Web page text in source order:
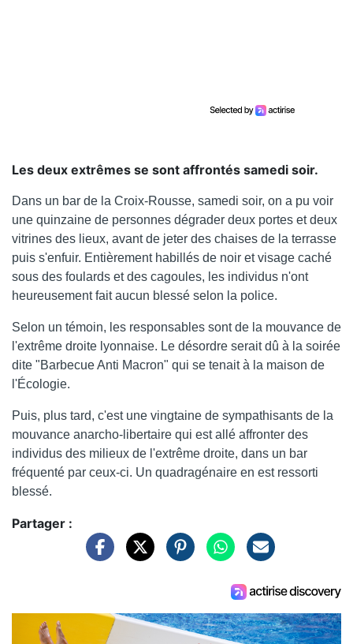
Les deux extrêmes se sont affrontés samedi soir.
Dans un bar de la Croix-Rousse, samedi soir, on a pu voir
une quinzaine de personnes dégrader deux portes et deux
vitrines des lieux, avant de jeter des chaises de la terrasse
puis s'enfuir. Entièrement habillés de noir et visage caché
sous des foulards et des cagoules, les individus n'ont
heureusement fait aucun blessé selon la police.
Selon un témoin, les responsables sont de la mouvance de
l'extrême droite lyonnaise. Le désordre serait dû à la soirée
dite "Barbecue Anti Macron" qui se tenait à la maison de
l'Écologie.
Puis, plus tard, c'est une vingtaine de sympathisants de la
mouvance anarcho-libertaire qui est allé affronter des
individus des milieux de l'extrême droite, dans un bar
fréquenté par ceux-ci. Un quadragénaire en est ressorti
blessé.
Partager :